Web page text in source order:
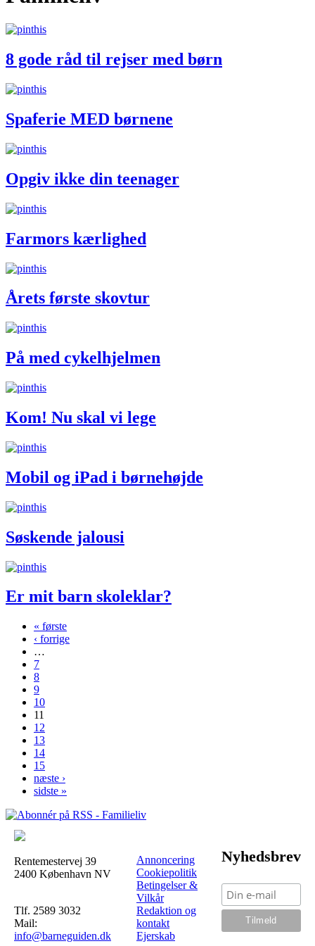
8 gode råd til rejser med børn
Spaferie MED børnene
Opgiv ikke din teenager
Farmors kærlighed
Årets første skovtur
På med cykelhjelmen
Kom! Nu skal vi lege
Mobil og iPad i børnehøjde
Søskende jalousi
Er mit barn skoleklar?
Sider
« første
‹ forrige
…
7
8
9
10
11
12
13
14
15
næste ›
sidste »
Rentemestervej 39
2400 København NV
Tlf. 2589 3032
Mail:
info@barneguiden.dk
Annoncering
Cookiepolitik
Betingelser &
Vilkår
Redaktion og
kontakt
Ejerskab
Nyhedsbrev